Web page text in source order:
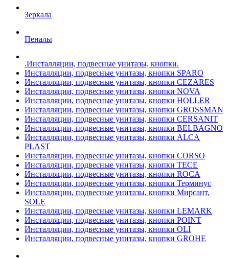
Зеркала
Пеналы
.Инсталляции, подвесные унитазы, кнопки.
Инсталляции, подвесные унитазы, кнопки SPARO
Инсталляции, подвесные унитазы, кнопки CEZARES
Инсталляции, подвесные унитазы, кнопки NOVA
Инсталляции, подвесные унитазы, кнопки HOLLER
Инсталляции, подвесные унитазы, кнопки GROSSMAN
Инсталляции, подвесные унитазы, кнопки CERSANIT
Инсталляции, подвесные унитазы, кнопки BELBAGNO
Инсталляции, подвесные унитазы, кнопки ALCA
PLAST
Инсталляции, подвесные унитазы, кнопки CORSO
Инсталляции, подвесные унитазы, кнопки TECE
Инсталляции, подвесные унитазы, кнопки ROCA
Инсталляции, подвесные унитазы, кнопки Терминус
Инсталляции, подвесные унитазы, кнопки Мирсант,
SOLE
Инсталляции, подвесные унитазы, кнопки LEMARK
Инсталляции, подвесные унитазы, кнопки POINT
Инсталляции, подвесные унитазы, кнопки OLI
Инсталляции, подвесные унитазы, кнопки GROHE